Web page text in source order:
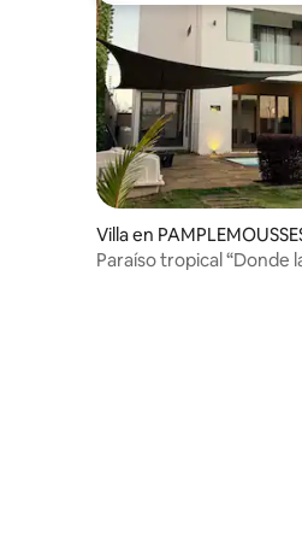
Villa en
Paraíso tropical “Donde